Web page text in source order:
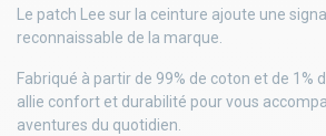
Le patch Lee sur la ceinture ajoute une
reconnaissable de la marque.
Fabriqué à partir de 99% de coton et de 1%
allie confort et durabilité pour vous
aventures du quotidien.